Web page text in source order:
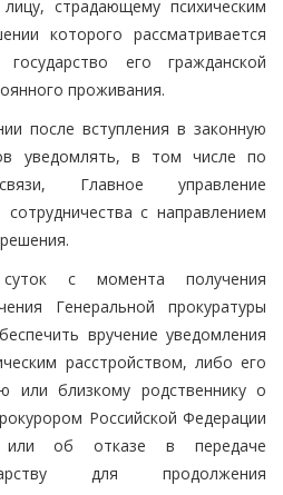
страдающему психическим
которого рассматривается
его гражданской
проживания.
после вступления в законную
уведомлять, в том числе по
Главное управление
с направлением
с момента получения
Генеральной прокуратуры
вручение уведомления
расстройством, либо его
или близкому родственнику о
Российской Федерации
об отказе в передаче
для продолжения